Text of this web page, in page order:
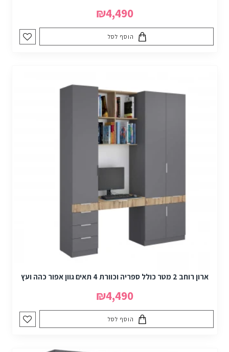
₪4,490
הוסף לסל
ארון רוחב 2 מטר כולל ספריה וכוורת 4 תאים גוון אפור כהה ועץ
₪4,490
הוסף לסל